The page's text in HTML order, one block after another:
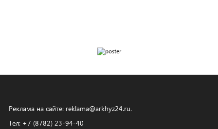
Реклама на сайте: reklama@arkhyz24.ru.
Тел: +7 (8782) 23‑94‑40